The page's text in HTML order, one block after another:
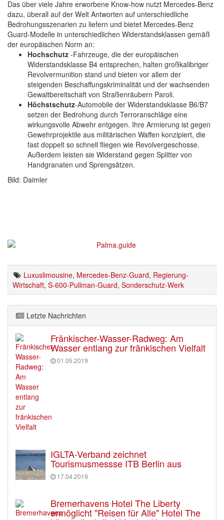
Das über viele Jahre erworbene Know-how nutzt Mercedes-Benz
dazu, überall auf der Welt Antworten auf unterschiedliche
Bedrohungsszenarien zu liefern und bietet Mercedes-Benz
Guard-Modelle in unterschiedlichen Widerstandsklassen gemäß
der europäischen Norm an:
Hochschutz -Fahrzeuge, die der europäischen
Widerstandsklasse B4 entsprechen, halten großkalibriger
Revolvermunition stand und bieten vor allem der
steigenden Beschaffungskriminalität und der wachsenden
Gewaltbereitschaft von Straßenräubern Paroli.
Höchstschutz-Automobile der Widerstandsklasse B6/B7
setzen der Bedrohung durch Terroranschläge eine
wirkungsvolle Abwehr entgegen. Ihre Armierung ist gegen
Gewehrprojektile aus militärischen Waffen konzipiert, die
fast doppelt so schnell fliegen wie Revolvergeschosse.
Außerdem leisten sie Widerstand gegen Splitter von
Handgranaten und Sprengsätzen.
Bild: Daimler
Luxuslimousine, Mercedes-Benz-Guard, Regierung-
Wirtschaft, S-600-Pullman-Guard, Sonderschutz-Werk
Letzte Nachrichten
Fränkischer-Wasser-Radweg: Am
Wasser entlang zur fränkischen Vielfalt
01.05.2019
IGLTA-Verband zeichnet
Tourismusmessse ITB Berlin aus
17.04.2019
Bremerhavens Hotel The Liberty
ermöglicht "Reisen für Alle" Hotel The